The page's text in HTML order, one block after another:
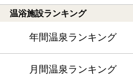
温浴施設ランキング
年間温泉ランキング
月間温泉ランキング